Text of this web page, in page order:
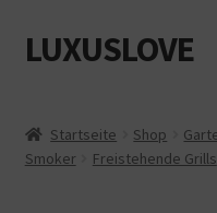
Zur
Navigation
Zum
Inhalt
LUXUSLOVE
Cookie-Richtlinie (EU)
Startseite Shop
Smoker
Freistehende Grills